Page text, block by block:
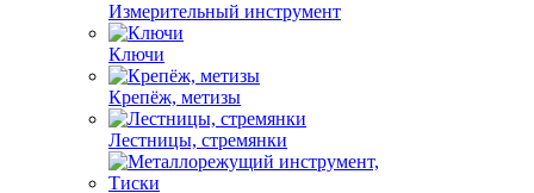
Измерительный инструмент
Ключи
Крепёж, метизы
Лестницы, стремянки